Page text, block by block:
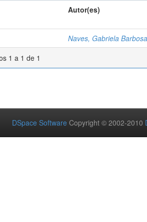
Autor(es)
Naves, Gabriela Barbosa
1 a 1 de 1
DSpace Software Copyright © 2002-2010